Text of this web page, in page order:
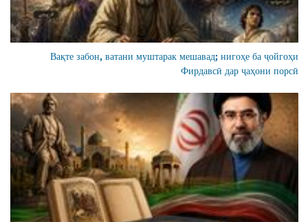
Вақте забон, ватани муштарак мешавад; нигоҳе ба ҷойгоҳи
Фирдавсӣ дар ҷаҳони порсӣ